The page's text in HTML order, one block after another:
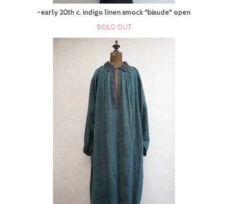
~early 20th c. indigo linen smock "biaude" open
SOLD OUT